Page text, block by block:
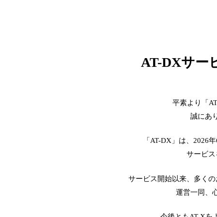
AT-DXサー
平素より「
誠にあ
「AT-DX」は、2026
サービ
サービス開始以来、多く
運営一同、